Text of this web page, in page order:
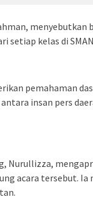
setiap kelas di
pemahaman
insan pers
Nurullizza,
acara tersebut.